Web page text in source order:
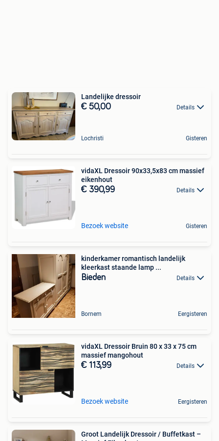
Landelijke dressoir
€ 50,00 Details
Lochristi Gisteren
vidaXL Dressoir 90x33,5x83 cm massief
eikenhout
€ 390,99 Details
Bezoek website Gisteren
kinderkamer romantisch landelijk
kleerkast staande lamp ...
Bieden Details
Bornem Eergisteren
vidaXL Dressoir Bruin 80 x 33 x 75 cm
massief mangohout
€ 113,99 Details
Bezoek website Eergisteren
Groot Landelijk Dressoir / Buffetkast –